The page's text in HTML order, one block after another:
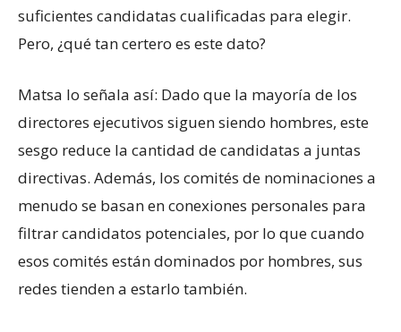
suficientes candidatas cualificadas para elegir.
Pero, ¿qué tan certero es este dato?
Matsa lo señala así: Dado que la mayoría de los
directores ejecutivos siguen siendo hombres, este
sesgo reduce la cantidad de candidatas a juntas
directivas. Además, los comités de nominaciones a
menudo se basan en conexiones personales para
filtrar candidatos potenciales, por lo que cuando
esos comités están dominados por hombres, sus
redes tienden a estarlo también.